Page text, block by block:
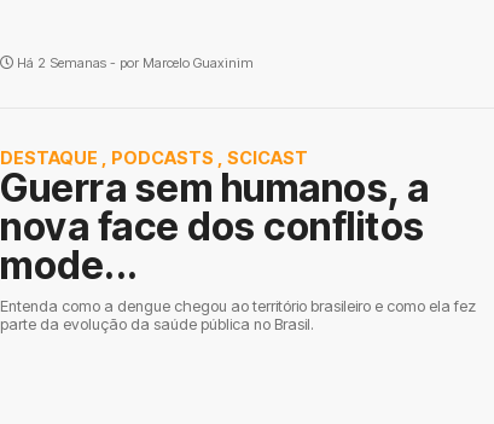
Há 2 Semanas - por Marcelo Guaxinim
DESTAQUE PODCASTS SCICAST
Guerra sem humanos, a
nova face dos conflitos
mode...
Entenda como a dengue chegou ao território brasileiro e como ela fez
parte da evolução da saúde pública no Brasil.